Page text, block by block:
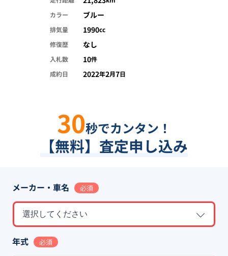
カラー
ブルー
排気量 1990cc
修復歴
なし
入札数 10件
成約日
2022年2月7日
30秒でカンタン！
【無料】査定申し込み
メーカー・車名 必須
選択してください
年式 必須